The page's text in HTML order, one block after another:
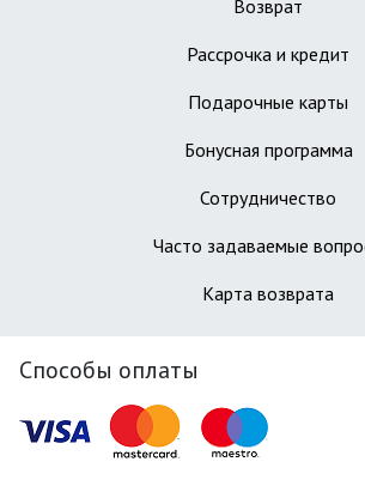
Возврат
Рассрочка и кредит
Подарочные карты
Бонусная программа
Сотрудничество
Часто задаваемые
Карта возврата
Способы оплаты